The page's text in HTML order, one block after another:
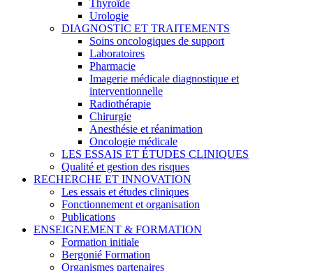
Thyroïde
Urologie
DIAGNOSTIC ET TRAITEMENTS
Soins oncologiques de support
Laboratoires
Pharmacie
Imagerie médicale diagnostique et
interventionnelle
Radiothérapie
Chirurgie
Anesthésie et réanimation
Oncologie médicale
LES ESSAIS ET ÉTUDES CLINIQUES
Qualité et gestion des risques
RECHERCHE ET INNOVATION
Les essais et études cliniques
Fonctionnement et organisation
Publications
ENSEIGNEMENT & FORMATION
Formation initiale
Bergonié Formation
Organismes partenaires